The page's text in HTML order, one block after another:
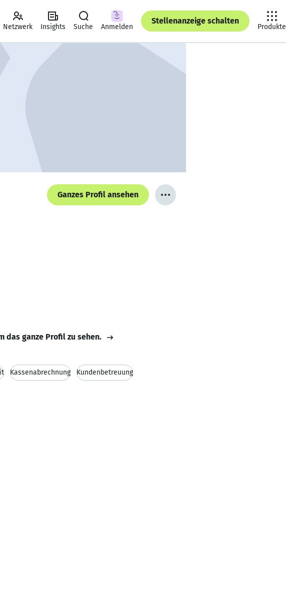
Netzwerk Insights Suche Anmelden
Stellenanzeige schalten
Produkte
Ganzes Profil ansehen
das ganze Profil zu sehen.
Kassenabrechnung Kundenbetreuung